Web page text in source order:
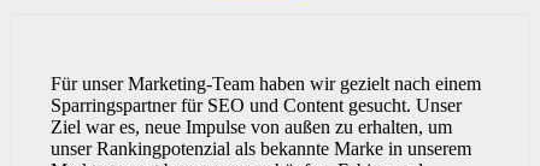
Für unser Marketing-Team haben wir gezielt nach einem
Sparringspartner für SEO und Content gesucht. Unser
Ziel war es, neue Impulse von außen zu erhalten, um
unser Rankingpotenzial als bekannte Marke in unserem